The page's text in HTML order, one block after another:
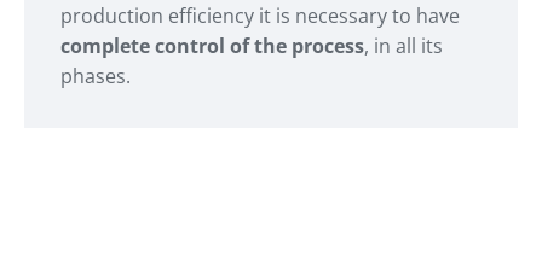
production efficiency it is necessary to have
complete control of the process, in all its
phases.